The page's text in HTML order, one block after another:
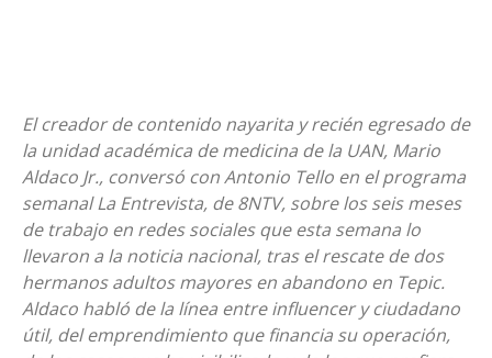
El creador de contenido nayarita y recién egresado de
la unidad académica de medicina de la UAN, Mario
Aldaco Jr., conversó con Antonio Tello en el programa
semanal La Entrevista, de 8NTV, sobre los seis meses
de trabajo en redes sociales que esta semana lo
llevaron a la noticia nacional, tras el rescate de dos
hermanos adultos mayores en abandono en Tepic.
Aldaco habló de la línea entre influencer y ciudadano
útil, del emprendimiento que financia su operación,